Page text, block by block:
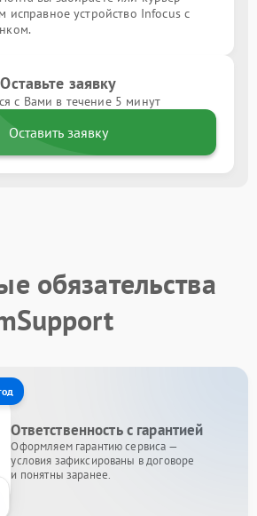
исправное устройство Infocus с
Оставьте заявку
с Вами в течение 5 минут
Оставить заявку
обязательства
Ответственность с гарантией
Оформляем гарантию сервиса —
условия зафиксированы в договоре
и понятны заранее.